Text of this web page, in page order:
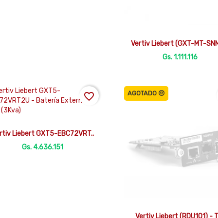
Vista rápida
Vertiv Liebert (GXT-MT-
Gs. 1.111.116
Vista rápida
Liebert GXT5-EBC72VRT..
Gs. 4.636.151
favorite_border
Vista rápida
Vertiv Liebert (RDU101) -
AGOTADO 😔